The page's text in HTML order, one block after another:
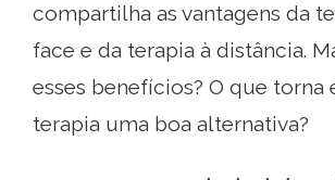
compartilha as vantagens da
face e da terapia à distância.
esses benefícios? O que torna
terapia uma boa alternativa?